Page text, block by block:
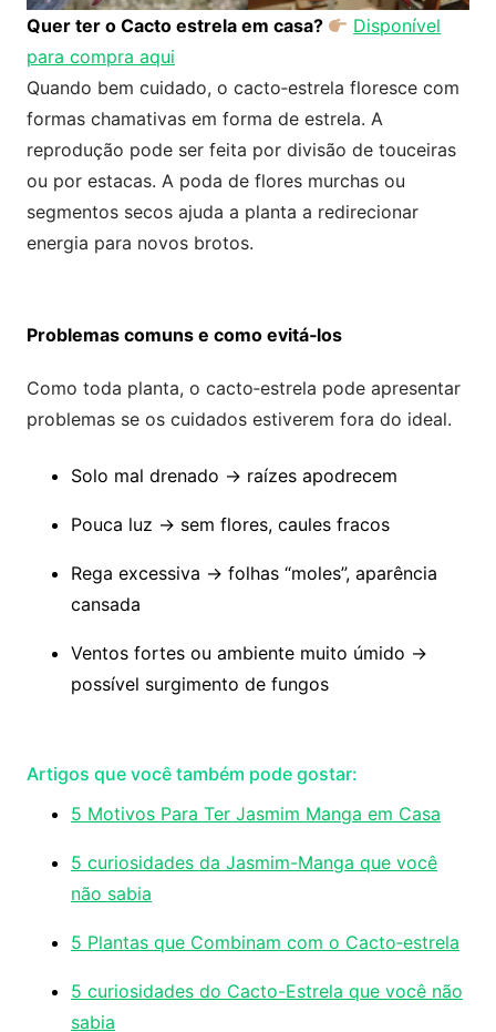
Quer ter o Cacto estrela em casa?
Disponível
para compra aqui
Quando bem cuidado, o cacto‑estrela floresce com
formas chamativas em forma de estrela. A
reprodução pode ser feita por divisão de touceiras
ou por estacas. A poda de flores murchas ou
segmentos secos ajuda a planta a redirecionar
energia para novos brotos.
Problemas comuns e como evitá‑los
Como toda planta, o cacto‑estrela pode apresentar
problemas se os cuidados estiverem fora do ideal.
Solo mal drenado → raízes apodrecem
Pouca luz → sem flores, caules fracos
Rega excessiva → folhas “moles”, aparência
cansada
Ventos fortes ou ambiente muito úmido →
possível surgimento de fungos
Artigos que você também pode gostar:
5 Motivos Para Ter Jasmim Manga em Casa
5 curiosidades da Jasmim-Manga que você
não sabia
5 Plantas que Combinam com o Cacto‑estrela
5 curiosidades do Cacto-Estrela que você não
sabia